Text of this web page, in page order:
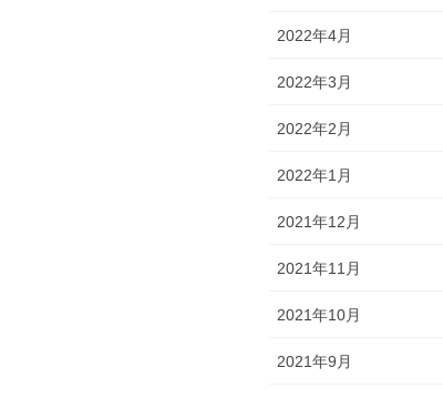
2022年4月
2022年3月
2022年2月
2022年1月
2021年12月
2021年11月
2021年10月
2021年9月